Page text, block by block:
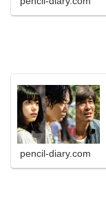
pencil-diary.com